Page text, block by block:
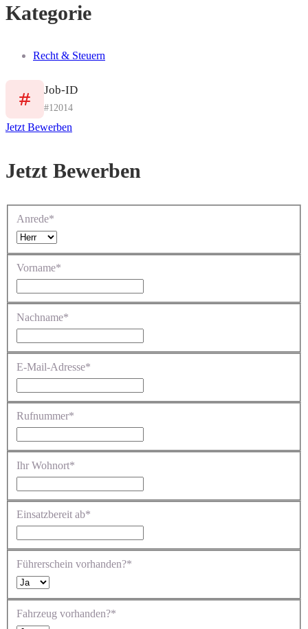
Kategorie
Recht & Steuern
Job-ID
#12014
Jetzt Bewerben
Jetzt Bewerben
Anrede*
Vorname*
Nachname*
E-Mail-Adresse*
Rufnummer*
Ihr Wohnort*
Einsatzbereit ab*
Führerschein vorhanden?*
Fahrzeug vorhanden?*